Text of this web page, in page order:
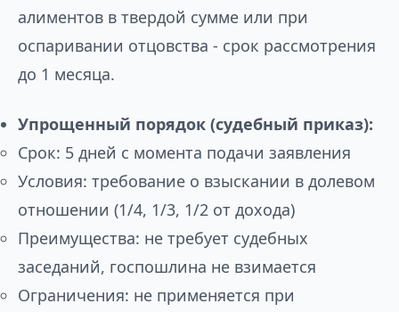
алиментов в твердой сумме или при
оспаривании отцовства - срок рассмотрения
до 1 месяца.
Упрощенный порядок (судебный приказ):
Срок: 5 дней с момента подачи заявления
Условия: требование о взыскании в долевом
отношении (1/4, 1/3, 1/2 от дохода)
Преимущества: не требует судебных
заседаний, госпошлина не взимается
Ограничения: не применяется при